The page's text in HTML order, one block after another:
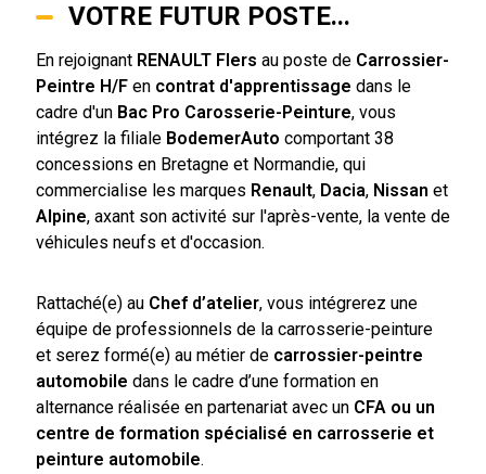
VOTRE FUTUR POSTE...
En rejoignantRENAULT Flers au poste deCarrossier-
Peintre H/Fencontrat d'apprentissage dans le
cadre d'unBac Pro Carosserie-Peinture, vous
intégrez la filialeBodemerAuto comportant 38
concessions en Bretagne et Normandie, qui
commercialise les marques Renault, Dacia, Nissan et
Alpine, axant son activité sur l'après-vente, la vente de
véhicules neufs et d'occasion.
Rattaché(e) au Chef d’atelier, vous intégrerez une
équipe de professionnels de la carrosserie-peinture
et serez formé(e) au métier de carrossier-peintre
automobile dans le cadre d’une formation en
alternance réalisée en partenariat avec un CFA ou un
centre de formation spécialisé en carrosserie et
peinture automobile.